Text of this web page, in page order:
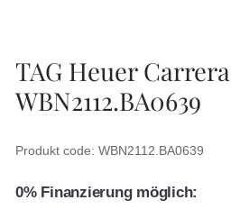
TAG Heuer Carrera
WBN2112.BA0639
Produkt code: WBN2112.BA0639
0% Finanzierung möglich: